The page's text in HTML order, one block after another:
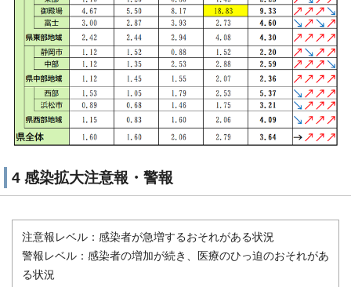
4 感染拡大注意報・警報
注意報レベル：感染者が急増するおそれがある状況
警報レベル：感染者の増加が続き、医療のひっ迫のおそれがあ
る状況